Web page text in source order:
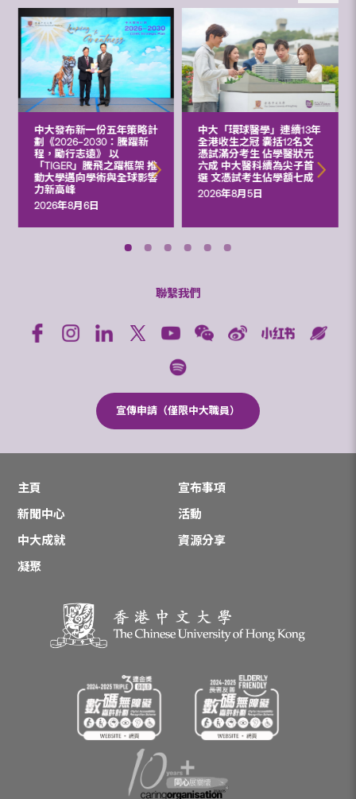
中大發布新一份五年策略計
劃《2026‒2030：騰躍新
程，勵行志遠》 以
「TIGER」騰飛之躍框架 推
動大學邁向學術與全球影響
力新高峰
2026年8月6日
中大「環球醫學」連續13年
全港收生之冠 囊括12名文
憑試滿分考生 佔學醫狀元
六成 中大醫科續為尖子首
選 文憑試考生佔學額七成
2026年8月5日
聯繫我們
宣傳申請（僅限中大職員）
主頁
宣布事項
新聞中心
活動
中大成就
資源分享
凝聚